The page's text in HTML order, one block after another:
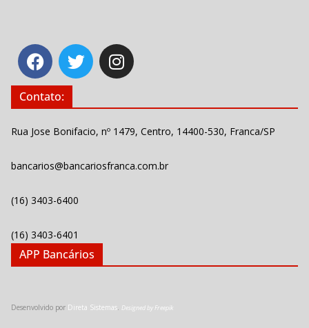
Contato:
Rua Jose Bonifacio, nº 1479, Centro, 14400-530, Franca/SP
bancarios@bancariosfranca.com.br
(16) 3403-6400
(16) 3403-6401
APP Bancários
Desenvolvido por Direta Sistemas. Designed by Freepik